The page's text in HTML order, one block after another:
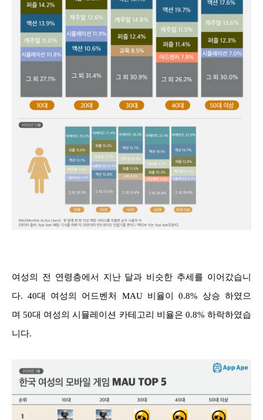
여성의 전 연령층에서 지난 달과 비슷한 추세를 이어갔습니
다. 40대 여성의 어드벤처 MAU 비율이 0.8% 상승 하였으
며 50대 여성의 시뮬레이션 카테고리 비율은 0.8% 하락하였습
니다.